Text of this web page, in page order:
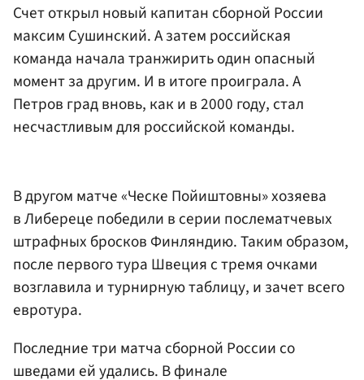
Счет открыл новый капитан сборной России
максим Сушинский. А затем российская
команда начала транжирить один опасный
момент за другим. И в итоге проиграла. А
Петров град вновь, как и в 2000 году, стал
несчастливым для российской команды.
В другом матче «Ческе Пойиштовны» хозяева
в Либереце победили в серии послематчевых
штрафных бросков Финляндию. Таким образом,
после первого тура Швеция с тремя очками
возглавила и турнирную таблицу, и зачет всего
евротура.
Последние три матча сборной России со
шведами ей удались. В финале